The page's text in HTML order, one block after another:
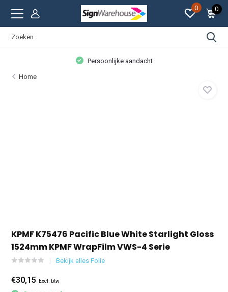
0 0
Persoonlijke aandacht
Home
KPMF K75476 Pacific Blue White Starlight Gloss
1524mm KPMF WrapFilm VWS-4 Serie
Bekijk alles Folie
€30,15 Excl. btw